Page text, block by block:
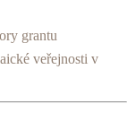
grantu
veřejnosti v